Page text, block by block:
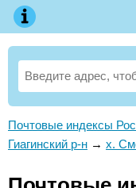
Почтовые индексы
Гиагинский р-н → х.